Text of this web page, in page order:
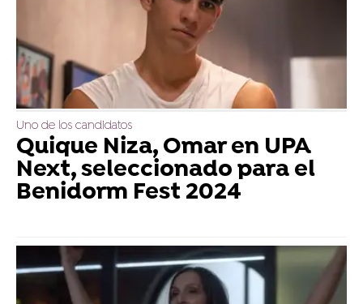
Uno de los candidatos
Quique Niza, Omar en UPA
Next, seleccionado para el
Benidorm Fest 2024